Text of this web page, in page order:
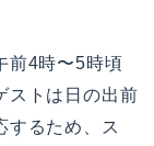
前4時〜5時頃
ストは日の出前
するため、ス